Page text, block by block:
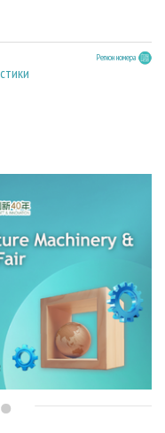
Регион номера